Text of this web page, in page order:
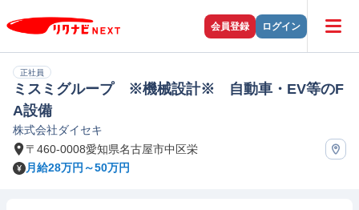
会員登録 ログイン
正社員
ミスミグループ ※機械設計※ 自動車・EV等のF
A設備
株式会社ダイセキ
〒460-0008愛知県名古屋市中区栄
月給28万円～50万円